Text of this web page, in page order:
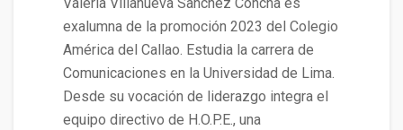
exalumna de la promoción 2023 del Colegio
América del Callao. Estudia la carrera de
Comunicaciones en la Universidad de Lima.
Desde su vocación de liderazgo integra el
equipo directivo de H.O.P.E., una